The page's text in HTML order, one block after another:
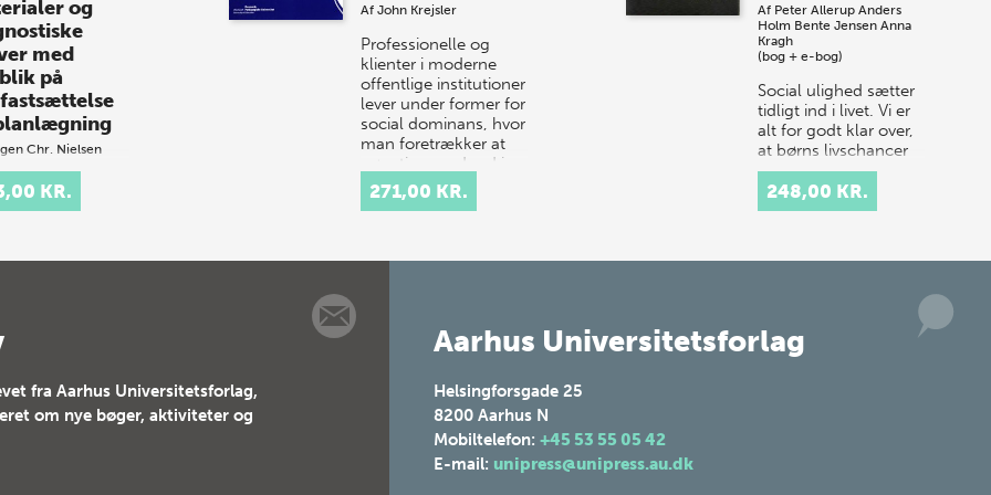
og
med
på
Chr. Nielsen
for en god
er, at
KR.
Af John Krejsler
Professionelle og
klienter i moderne
offentlige institutioner
lever under former for
social dominans, hvor
man foretrækker at
gøre ting med ord i
sted…
271,00 KR.
Af Peter Allerup Anders
Holm Bente Jensen Anna
Kragh
(bog + e-bog)
Social ulighed sætter
tidligt ind i livet. Vi er
alt for godt klar over,
at børns livschancer
og muligheder ikke er
ens, men afhænger af
forældrebaggr…
248,00 KR.
fra Aarhus Universitetsforlag,
om nye bøger, aktiviteter og
Aarhus Universitetsforlag
Helsingforsgade 25
8200 Aarhus N
Mobiltelefon: +45 53 55 05 42
E-mail: unipress@unipress.au.dk